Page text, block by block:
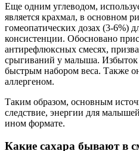
Еще одним углеводом,
является крахмал, в основном
гомеопатических дозах (3-6%)
консистенции. Обосновано
антирефлюксных смесях,
срыгиваний у малыша. Избыток
быстрым набором веса. Также
аллергеном.
Таким образом, основным
следствие, энергии для
ином формате.
Какие сахара бывают в